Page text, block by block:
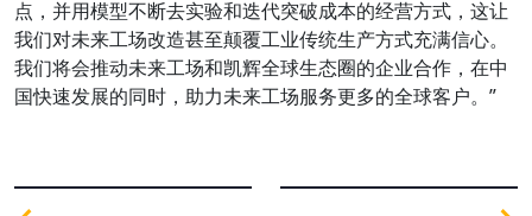
点，并用模型不断去实验和迭代突破成本的经营方式，这让
我们对未来工场改造甚至颠覆工业传统生产方式充满信心。
我们将会推动未来工场和凯辉全球生态圈的企业合作，在中
国快速发展的同时，助力未来工场服务更多的全球客户。”